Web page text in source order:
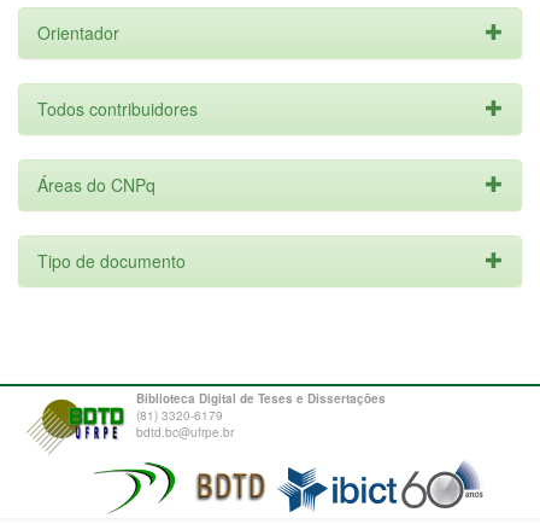
Orientador
Todos contribuidores
Áreas do CNPq
Tipo de documento
Biblioteca Digital de Teses e Dissertações
(81) 3320-6179
bdtd.bc@ufrpe.br